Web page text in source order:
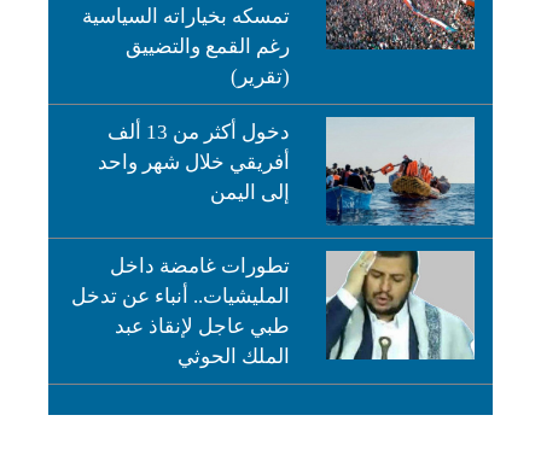
تمسكه بخياراته السياسية
رغم القمع والتضييق
(تقرير)
دخول أكثر من 13 ألف
أفريقي خلال شهر واحد
إلى اليمن
تطورات غامضة داخل
المليشيات.. أنباء عن تدخل
طبي عاجل لإنقاذ عبد
الملك الحوثي